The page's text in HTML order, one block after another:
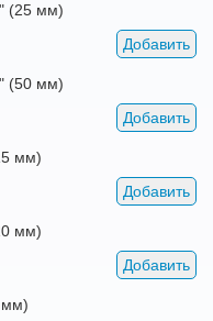
(25 мм)
Добавить
(50 мм)
Добавить
мм)
Добавить
мм)
Добавить
мм)